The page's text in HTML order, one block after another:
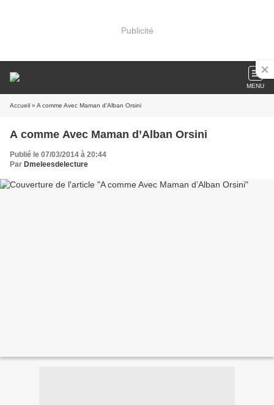
Publicité
MENU
Accueil » A comme Avec Maman d’Alban Orsini
A comme Avec Maman d’Alban Orsini
Publié le 07/03/2014 à 20:44
Par Dmeleesdelecture